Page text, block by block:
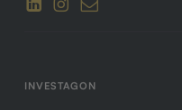
INVESTAGON